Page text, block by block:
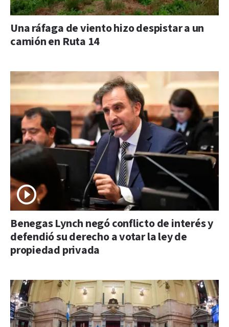
Una ráfaga de viento hizo despistar a un
camión en Ruta 14
Benegas Lynch negó conflicto de interés y
defendió su derecho a votar la ley de
propiedad privada